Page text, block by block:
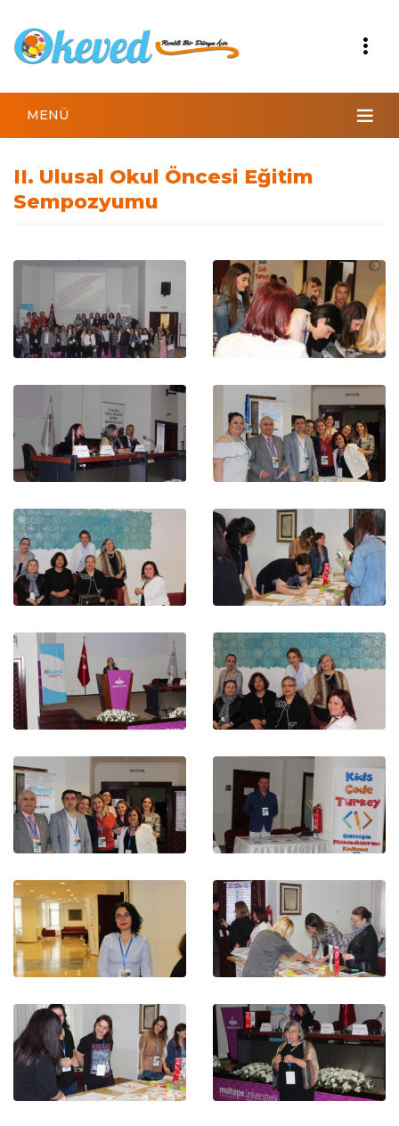
MENÜ
II. Ulusal Okul Öncesi Eğitim
Sempozyumu